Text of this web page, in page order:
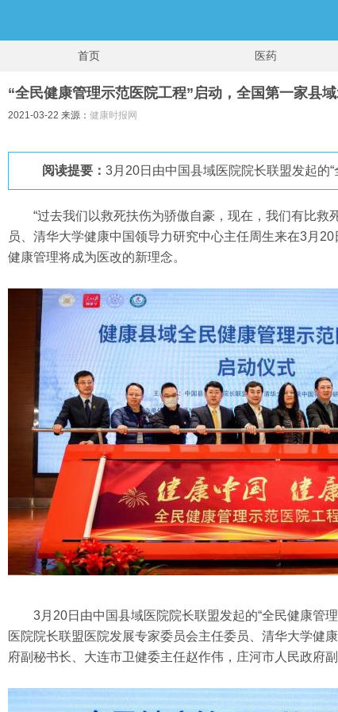
首页 医药
“全民健康管理示范医院工程”启动，全国第一家县
2021-03-22 来源： 健康时报网
阅读提要： 3月20日由中国县域医院院长联盟发起的
“过去我们以救死扶伤为骄傲自豪，现在，我们有比
员、清华大学健康中国领导力研究中心主任周生来在3月
健康管理将成为医改的新理念。
3月20日由中国县域医院院长联盟发起的“全民健康管
医院院长联盟医院发展专家委员会主任委员、清华大学健
府副秘书长、大连市卫健委主任赵作伟，庄河市人民政府